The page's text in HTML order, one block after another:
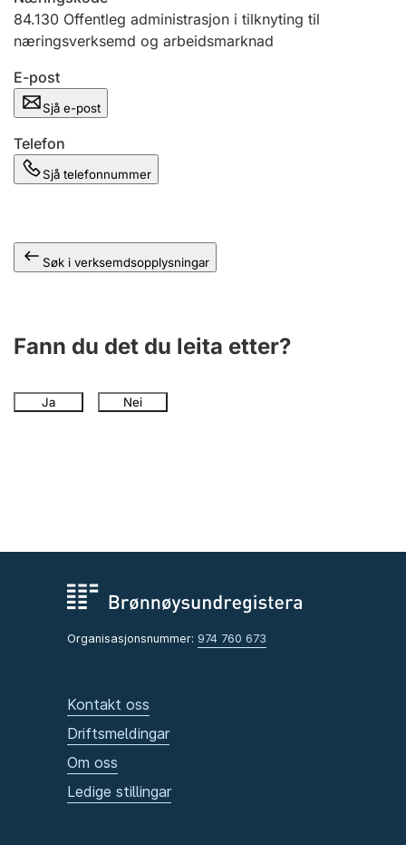
84.130 Offentleg administrasjon i tilknyting til
næringsverksemd og arbeidsmarknad
E-post
Sjå e-post
Telefon
Sjå telefonnummer
Søk i verksemdsopplysningar
Fann du det du leita etter?
Ja Nei
Organisasjonsnummer: 974 760 673
Kontakt oss
Driftsmeldingar
Om oss
Ledige stillingar